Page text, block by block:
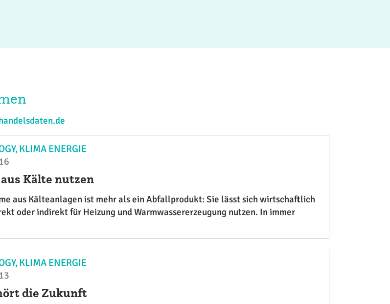
KLIMA ENERGIE
Kälte nutzen
aus Kälteanlagen ist mehr als ein Abfallprodukt: Sie lässt sich wirtschaftlich
oder indirekt für Heizung und Warmwassererzeugung nutzen. In immer
KLIMA ENERGIE
die Zukunft